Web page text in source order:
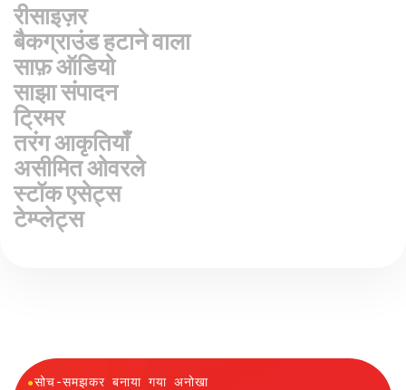
रीसाइज़र
बैकग्राउंड हटाने वाला
साफ़ ऑडियो
साझा संपादन
ट्रिमर
तरंग आकृतियाँ
असीमित ओवरले
स्टॉक एसेट्स
टेम्प्लेट्स
●सोच-समझकर बनाया गया अनोखा